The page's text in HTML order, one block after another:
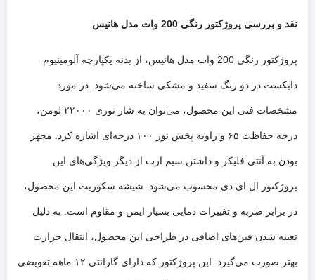
نقد و بررسی پروژکتور رنگی 200 وات مدل هانیس
پروژکتور رنگی 200 وات مدل هانیس، از بدنه یکپارچه آلومینیوم
دایکست در دو رنگ سفید و مشکی ساخته می‌شود. در مورد
مشخصات فنی این محصول، می‌توان به شار نوری ۲۲۰۰۰ لومن،
درجه حفاظت ۶۵ و زاویه پخش نور ۱۰۰ درجه‌ای اشاره کرد. مجهز
بودن به آنتی فلیکر و داشتن سیم ارت از دیگر ویژگی‌های این
پروژکتور ال ای دی محسوب می‌شود. شیشه سکوریت این محصول،
در برابر ضربه و تغییرات دمایی بسیار ایمن و مقاوم است. به دلیل
تعبیه شدن فین‌های اضافی در طراحی این محصول، انتقال حرارت
بهتر صورت می‌گیرد. این پروژکتور که دارای گارانتی ۱۲ ماهه تعویضی